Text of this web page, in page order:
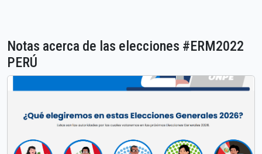
Notas acerca de las elecciones #ERM2022
PERÚ